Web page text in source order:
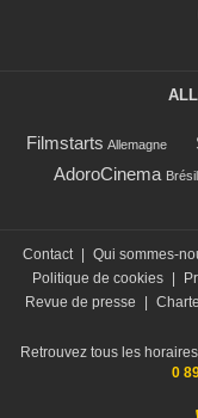
Filmstarts Allemagne
AdoroCinema Brésil
Contact Qui sommes-
Politique de cookies
Revue de presse
Retrouvez tous les
0